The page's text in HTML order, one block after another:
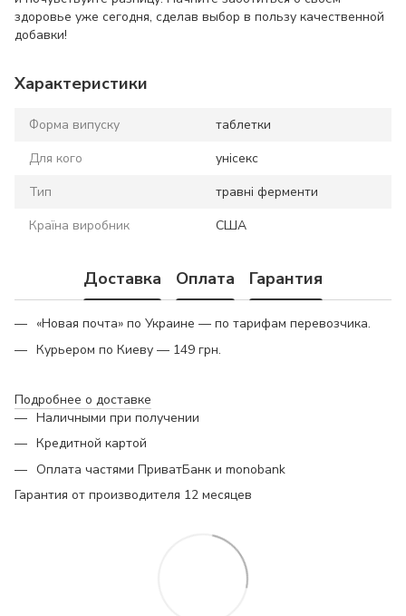
здоровье уже сегодня, сделав выбор в пользу качественной
добавки!
Характеристики
Форма випуску
таблетки
Для кого
унісекс
Тип
травні ферменти
Країна виробник
США
Доставка Оплата Гарантия
«Новая почта» по Украине — по тарифам перевозчика.
Курьером по Киеву — 149 грн.
Подробнее о доставке
Наличными при получении
Кредитной картой
Оплата частями ПриватБанк и monobank
Гарантия от производителя 12 месяцев